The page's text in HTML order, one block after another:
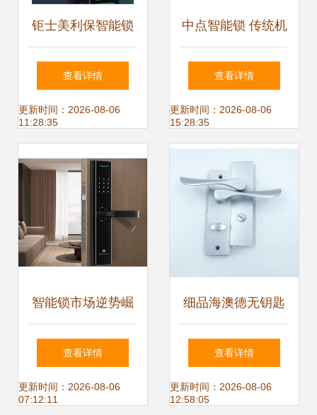
钜士美利保智能锁
JS860评测 机械与
智能的完美融合
查看详情
更新时间：2026-08-06
11:28:35
中点智能锁 传统机
械门锁遇上现代智
能科技
查看详情
更新时间：2026-08-06
15:28:35
智能锁市场逆势崛
起 双十一销量与销
售额创新高，机械
查看详情
更新时间：2026-08-06
07:12:11
细品海澳德无钥匙
浴室门锁 实用与质
感的交融
查看详情
更新时间：2026-08-06
12:58:05